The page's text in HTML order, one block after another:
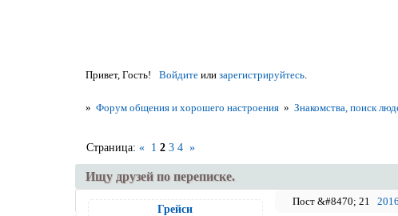
Привет, Гость! Войдитеили зарегистрируйтесь.
» Форум общения и хорошего настроения » Знакомства, поиск
Ищу друзей по переписке.
Страница:« 1 2 3 4 »
21
Грейси